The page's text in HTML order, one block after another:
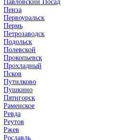
Павловский Посад
Пенза
Первоуральск
Пермь
Петрозаводск
Подольск
Полевской
Прокопьевск
Прохладный
Псков
Путилково
Пушкино
Пятигорск
Раменское
Ревда
Реутов
Ржев
Рославль